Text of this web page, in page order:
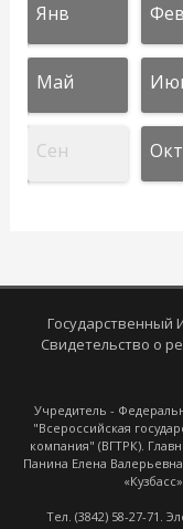
Янв Фев
Май
Сен Окт
Государственный
Свидетельство о
Учредитель -
"Всероссийская
компания" (ВГТРК).
Панина Елена
Тел. (3842) 58-27-71.